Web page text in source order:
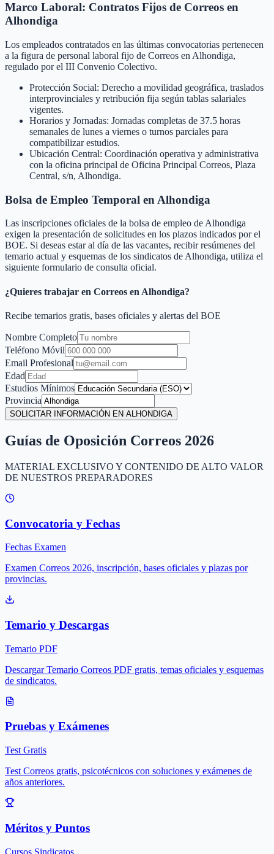
Marco Laboral: Contratos Fijos de Correos en
Alhondiga
Los empleados contratados en las últimas convocatorias pertenecen
a la figura de personal laboral fijo de Correos en Alhondiga,
regulado por el III Convenio Colectivo.
Protección Social: Derecho a movilidad geográfica, traslados
interprovinciales y retribución fija según tablas salariales
vigentes.
Horarios y Jornadas: Jornadas completas de 37.5 horas
semanales de lunes a viernes o turnos parciales para
compatibilizar estudios.
Ubicación Central: Coordinación operativa y administrativa
con la oficina principal de Oficina Principal Correos, Plaza
Central, s/n, Alhondiga.
Bolsa de Empleo Temporal en Alhondiga
Las inscripciones oficiales de la bolsa de empleo deAlhondiga
exigen la presentación de solicitudes en los plazos indicados por el
BOE. Si deseas estar al día de las vacantes, recibir resúmenes del
temario actual y esquemas de los sindicatos deAlhondiga, utiliza el
siguiente formulario de consulta oficial.
¿Quieres trabajar en Correos en Alhondiga?
Recibe temarios gratis, bases oficiales y alertas del BOE
Nombre Completo
Teléfono Móvil
Email Profesional
Edad
Estudios Mínimos
Provincia
SOLICITAR INFORMACIÓN EN ALHONDIGA
Guías de Oposición Correos 2026
MATERIAL EXCLUSIVO Y CONTENIDO DE ALTO VALOR
DE NUESTROS PREPARADORES
Convocatoria y Fechas
Fechas Examen
Examen Correos 2026, inscripción, bases oficiales y plazas por
provincias.
Temario y Descargas
Temario PDF
Descargar Temario Correos PDF gratis, temas oficiales y esquemas
de sindicatos.
Pruebas y Exámenes
Test Gratis
Test Correos gratis, psicotécnicos con soluciones y exámenes de
años anteriores.
Méritos y Puntos
Cursos Sindicatos